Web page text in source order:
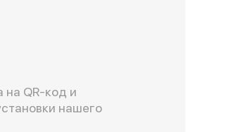
на QR-код и
нашего